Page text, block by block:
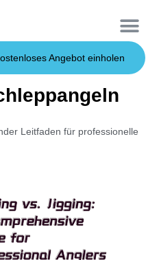
Angebot einholen
Leitfaden für professionelle